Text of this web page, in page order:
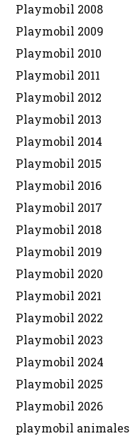
Playmobil 2008
Playmobil 2009
Playmobil 2010
Playmobil 2011
Playmobil 2012
Playmobil 2013
Playmobil 2014
Playmobil 2015
Playmobil 2016
Playmobil 2017
Playmobil 2018
Playmobil 2019
Playmobil 2020
Playmobil 2021
Playmobil 2022
Playmobil 2023
Playmobil 2024
Playmobil 2025
Playmobil 2026
playmobil animales